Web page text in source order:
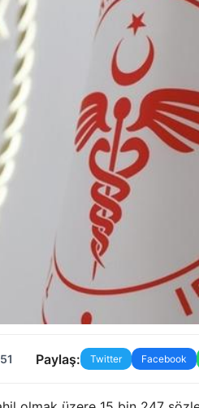
Paylaş: Twitter Facebook